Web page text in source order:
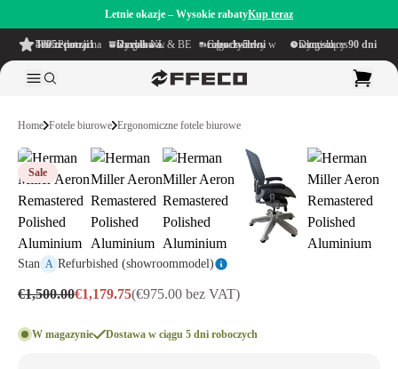
Letnie okazje – Wysokie rabatyKup teraz
4.6/5
z ponad 500 recenzji
na TrustPilot Darmowa wysyłka
w obrębie NL & BE Czas dostawy w ciągu
1–5 dni roboczych Długi okres namysłu wynoszący90 dni
Home Fotele biurowe Ergonomiczne fotele biurowe
Sale
Stan A Refurbished (showroommodel)
€1,500.00€1,179.75(€975.00 bez VAT)
W magazynie Dostawa w ciągu 5 dni roboczych